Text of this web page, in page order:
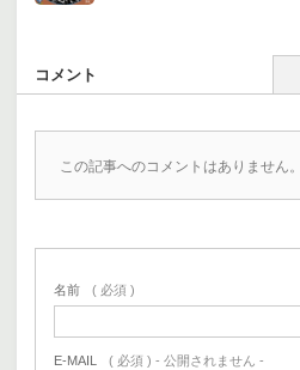
コメント
この記事へのコメントはありません。
名前 ( 必須 )
E-MAIL ( 必須 ) - 公開されません -